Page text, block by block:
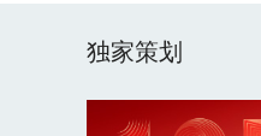
独家策划